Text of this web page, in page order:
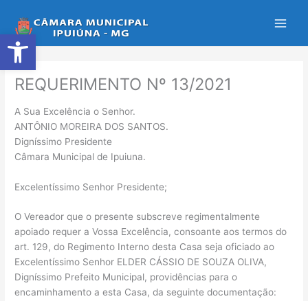
Abrir a barra de ferramentas
para
o
conteúdo
REQUERIMENTO Nº 13/2021
A Sua Excelência o Senhor.
ANTÔNIO MOREIRA DOS SANTOS.
Digníssimo Presidente
Câmara Municipal de Ipuiuna.
Excelentíssimo Senhor Presidente;
O Vereador que o presente subscreve regimentalmente
apoiado requer a Vossa Excelência, consoante aos termos do
art. 129, do Regimento Interno desta Casa seja oficiado ao
Excelentíssimo Senhor ELDER CÁSSIO DE SOUZA OLIVA,
Digníssimo Prefeito Municipal, providências para o
encaminhamento a esta Casa, da seguinte documentação: